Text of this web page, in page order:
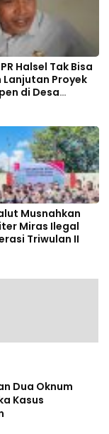
Halsel Tak Bisa
Lanjutan Proyek
di Desa
Musnahkan
Miras Ilegal
Triwulan II
Dua Oknum
Kasus